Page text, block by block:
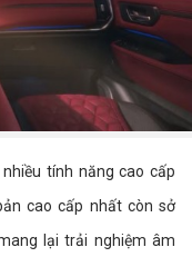
tính năng cao cấp
cao cấp nhất còn sở
lại trải nghiệm âm